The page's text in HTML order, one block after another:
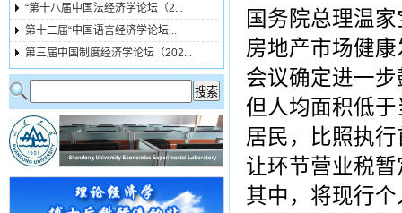
“第十八届中国法经济学论坛（2...
第十二届“中国语言经济学论坛...
第三届中国制度经济学论坛（202...
国务院总理温
房地产市场健
会议确定进一
但人均面积低
居民，比照执
让环节营业税
其中，将现行